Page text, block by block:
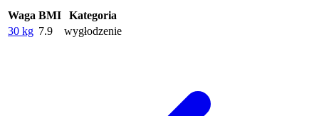
Waga BMI
Kategoria
30 kg 7.9 wygłodzenie